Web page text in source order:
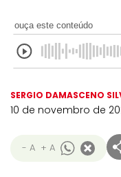
ouça este conteúdo
SERGIO DAMASCENO
10 de novembro de
- A + A